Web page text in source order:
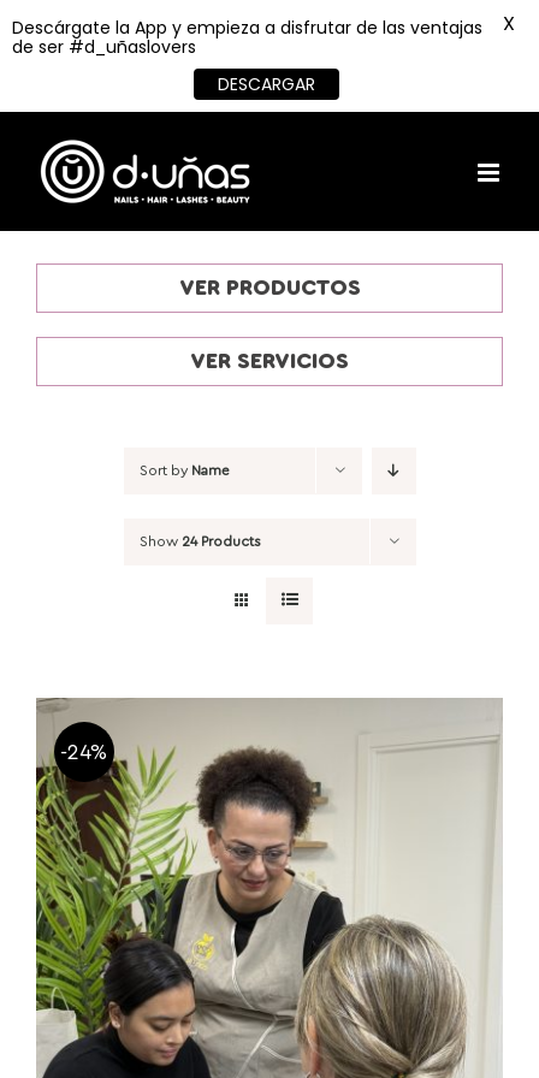
content
VER PRODUCTOS
VER SERVICIOS
Sort by Name
Show 24 Products
-24%
Descárgate la App y empieza a disfrutar de las ventajas
de ser #d_uñaslovers
DESCARGAR
X